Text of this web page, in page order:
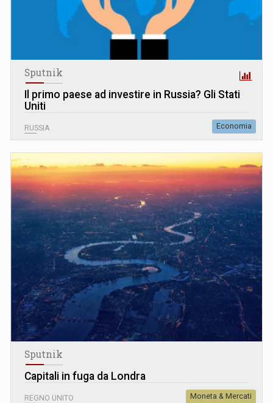
Sputnik
Il primo paese ad investire in Russia? Gli Stati
Uniti
RUSSIA Economia
Sputnik
Capitali in fuga da Londra
REGNO UNITO Moneta & Mercati